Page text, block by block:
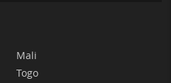
Mali
Togo